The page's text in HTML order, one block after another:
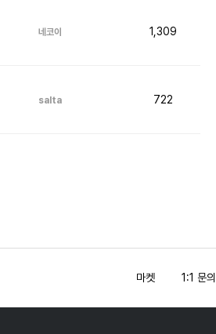
네코이 1,309
salta 722
마켓 1:1 문의